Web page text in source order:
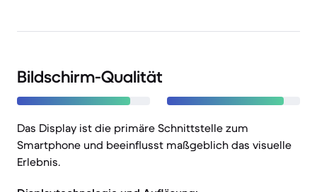
Bildschirm-Qualität
Das Display ist die primäre Schnittstelle zum
Smartphone und beeinflusst maßgeblich das visuelle
Erlebnis.